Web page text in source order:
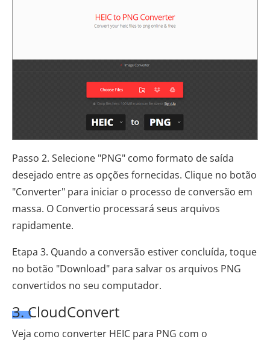
Passo 2. Selecione "PNG" como formato de saída
desejado entre as opções fornecidas. Clique no botão
"Converter" para iniciar o processo de conversão em
massa. O Convertio processará seus arquivos
rapidamente.
Etapa 3. Quando a conversão estiver concluída, toque
no botão "Download" para salvar os arquivos PNG
convertidos no seu computador.
3. CloudConvert
Veja como converter HEIC para PNG com o